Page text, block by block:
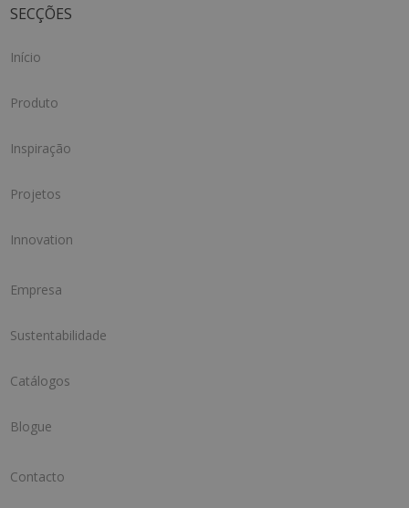
SECÇÕES
Início
Produto
Inspiração
Projetos
Innovation
Empresa
Sustentabilidade
Catálogos
Blogue
Contacto